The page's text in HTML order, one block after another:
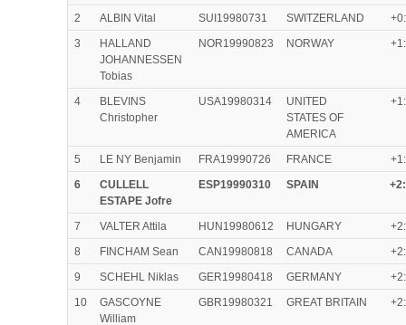
2 ALBIN Vital SUI19980731 SWITZERLAND
3
HALLAND
JOHANNESSEN
Tobias
NOR19990823 NORWAY
4
BLEVINS
Christopher
USA19980314
UNITED
STATES OF
AMERICA
5 LE NY Benjamin FRA19990726 FRANCE
6
CULLELL
ESTAPE Jofre
ESP19990310 SPAIN
7 VALTER Attila HUN19980612 HUNGARY
8
FINCHAM Sean CAN19980818 CANADA
9
SCHEHL Niklas GER19980418 GERMANY
10
GASCOYNE
William
GBR19980321 GREAT BRITAIN